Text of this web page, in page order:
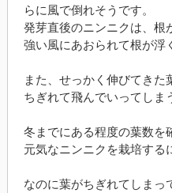
らに風で倒れそうです。
発芽直後のニンニクは、根
強い風にあおられて根が浮
また、せっかく伸びてきた
ちぎれて飛んでいってしま
冬までにある程度の葉数を
元気なニンニクを栽培する
なのに葉がちぎれてしまっ